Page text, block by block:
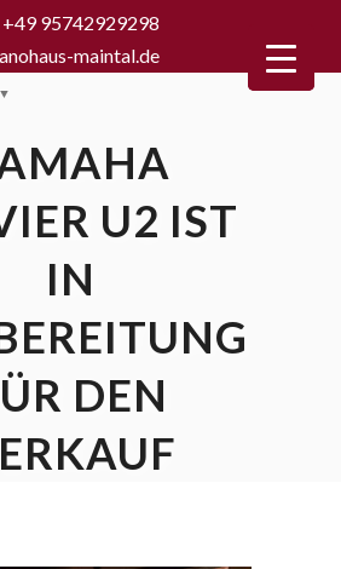
+49 95742929298
maintal.de
▼
U2 IST
IN
DEN